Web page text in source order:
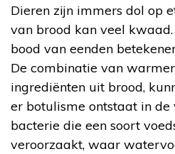
Dieren zijn immers dol op
van brood kan veel
bood van eenden
De combinatie van
ingrediënten uit brood,
er botulisme ontstaat in de
bacterie die een soort
veroorzaakt, waar